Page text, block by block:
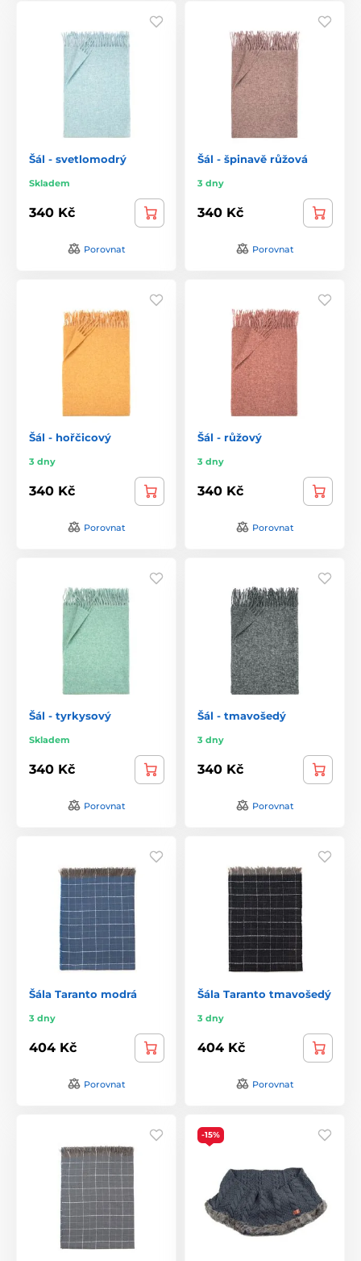
Šál - svetlomodrý
Skladem
340 Kč
Porovnat
Šál - špinavě růžová
3 dny
340 Kč
Porovnat
Šál - hořčicový
3 dny
340 Kč
Porovnat
Šál - růžový
3 dny
340 Kč
Porovnat
Šál - tyrkysový
Skladem
340 Kč
Porovnat
Šál - tmavošedý
3 dny
340 Kč
Porovnat
Šála Taranto modrá
3 dny
404 Kč
Porovnat
Šála Taranto tmavošedý
3 dny
404 Kč
Porovnat
-15%